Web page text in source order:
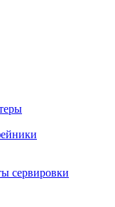
сервировки